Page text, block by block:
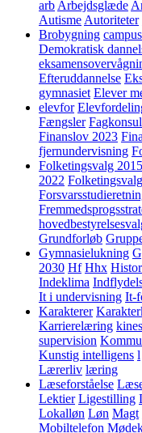
arb Arbejdsglæde
Autisme Autoriteter
Brobygning campus
Demokratisk
Efteruddannelse
gymnasiet Elever
elevfor
Fængsler
Finanslov 2023
fjernundervisning
Folketingsvalg 2015
2022
Grundforløb
Gymnasielukning
2030 Hf Hhx
Indeklima
It i undervisning It-
Karakterer
Karrierelæring
supervision
Kunstig intelligens l
Lærerliv læring
Læseforståelse
Lektier Ligestilling
Lokalløn Løn Magt
Mobiltelefon